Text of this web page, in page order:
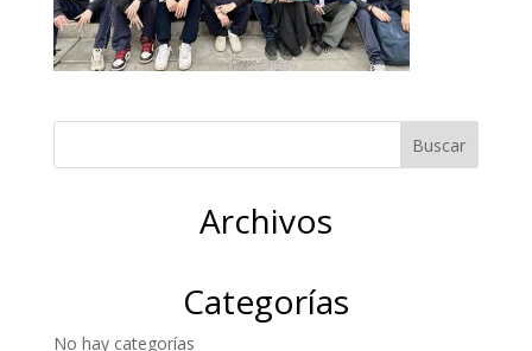
Archivos
Categorías
No hay categorías